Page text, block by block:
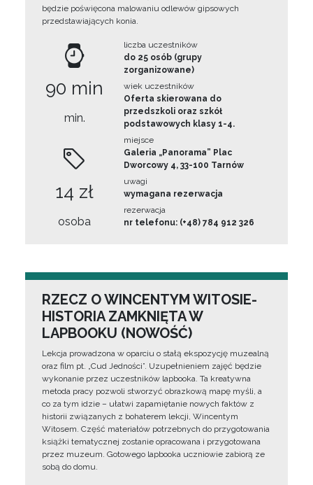
będzie poświęcona malowaniu odlewów gipsowych
przedstawiających konia.
90 min
min.
14 zł
osoba
liczba uczestników
do 25 osób (grupy
zorganizowane)
wiek uczestników
Oferta skierowana do
przedszkoli oraz szkół
podstawowych klasy 1-4.
miejsce
Galeria „Panorama” Plac
Dworcowy 4, 33-100 Tarnów
uwagi
wymagana rezerwacja
rezerwacja
nr telefonu: (+48) 784 912 326
RZECZ O WINCENTYM WITOSIE-
HISTORIA ZAMKNIĘTA W
LAPBOOKU (NOWOŚĆ)
Lekcja prowadzona w oparciu o stałą ekspozycję muzealną
oraz film pt. „Cud Jedności”. Uzupełnieniem zajęć będzie
wykonanie przez uczestników lapbooka. Ta kreatywna
metoda pracy pozwoli stworzyć obrazkową mapę myśli, a
co za tym idzie – ułatwi zapamiętanie nowych faktów z
historii związanych z bohaterem lekcji, Wincentym
Witosem. Część materiałów potrzebnych do przygotowania
książki tematycznej zostanie opracowana i przygotowana
przez muzeum. Gotowego lapbooka uczniowie zabiorą ze
sobą do domu.